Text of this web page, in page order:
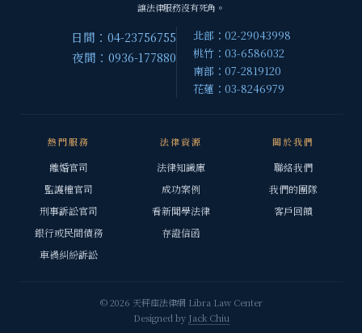
讓法律服務沒有死角。
日間：04-23756755
夜間：0936-177880
北部：02-29043998
桃竹：03-6586032
南部：07-2819120
花蓮：03-8246979
熱門服務
離婚官司
監護權官司
刑事訴訟官司
銀行或民間債務
車禍糾紛訴訟
法律資源
法律知識庫
成功案例
看新聞學法律
存證信函
關於我們
聯絡我們
我們的團隊
客戶回饋
© 2026 天秤座法律網 Libra Law Center
Designed by Jack Chiu